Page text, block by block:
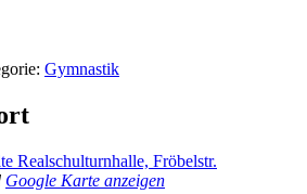
Gymnastik
Realschulturnhalle, Fröbelstr.
Google Karte anzeigen